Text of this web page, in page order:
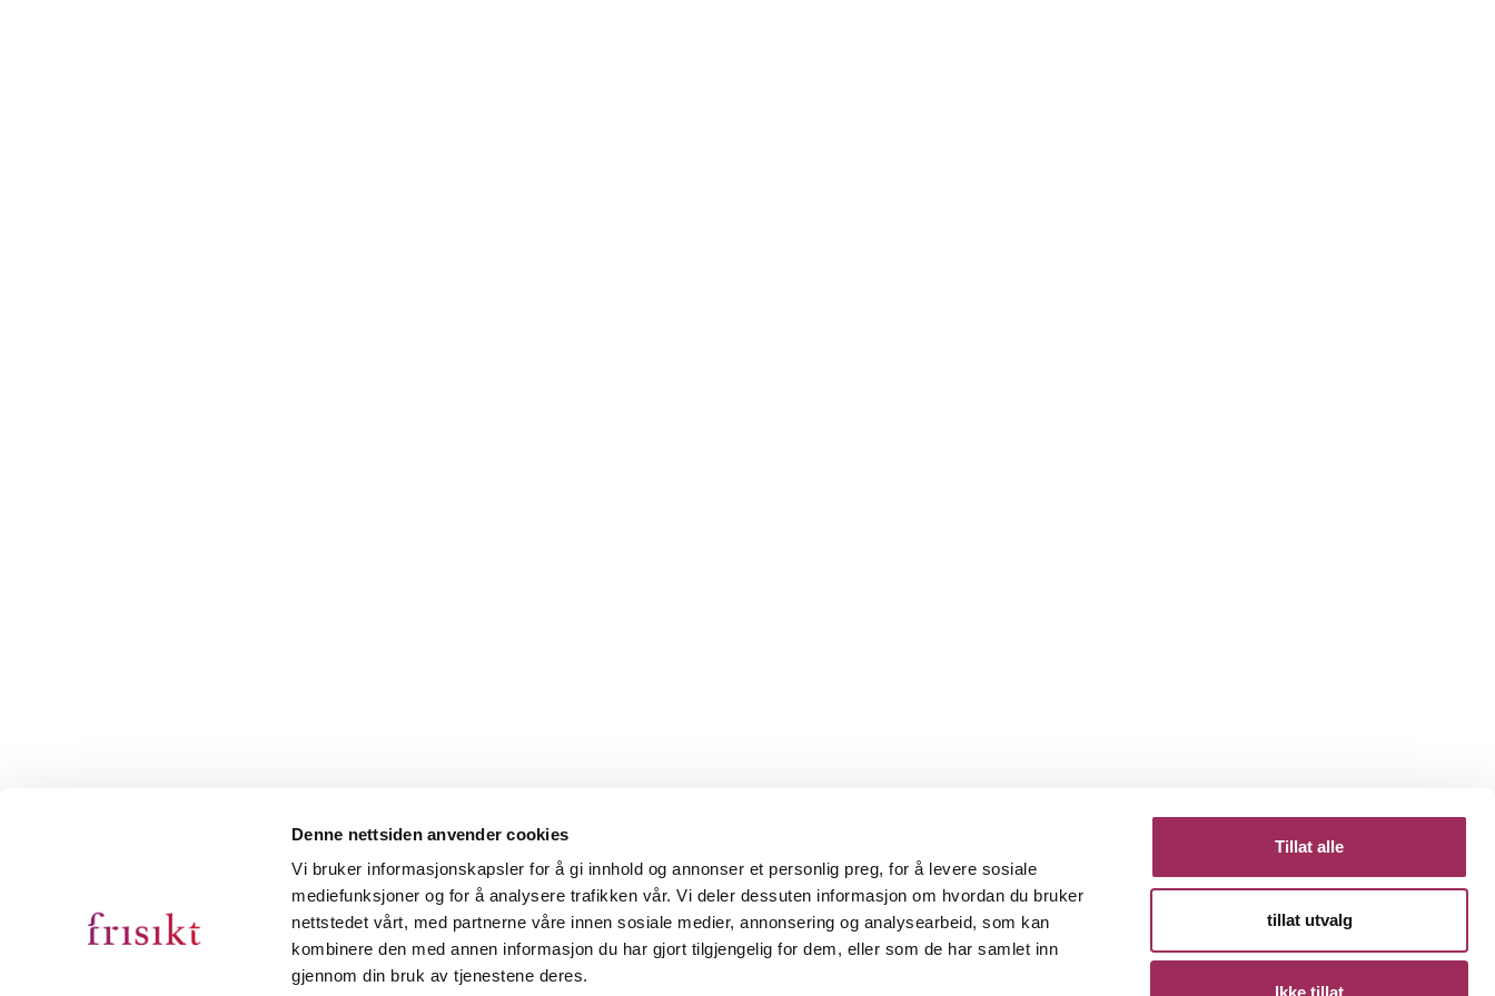
Denne nettsiden anvender cookies
Vi bruker informasjonskapsler for å gi innhold og annonser et personlig preg, for å levere sosiale
mediefunksjoner og for å analysere trafikken vår. Vi deler dessuten informasjon om hvordan du bruker
nettstedet vårt, med partnerne våre innen sosiale medier, annonsering og analysearbeid, som kan
kombinere den med annen informasjon du har gjort tilgjengelig for dem, eller som de har samlet inn
gjennom din bruk av tjenestene deres.
Tillat alle
tillat utvalg
Ikke tillat